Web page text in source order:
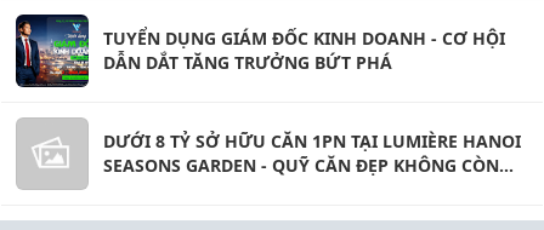
TUYỂN DỤNG GIÁM ĐỐC KINH DOANH - CƠ HỘI
DẪN DẮT TĂNG TRƯỞNG BỨT PHÁ
DƯỚI 8 TỶ SỞ HỮU CĂN 1PN TẠI LUMIÈRE HANOI
SEASONS GARDEN - QUỸ CĂN ĐẸP KHÔNG CÒN